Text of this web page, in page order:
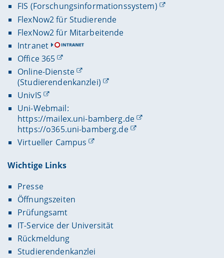
FIS (Forschungsinformationssystem)
FlexNow2 für Studierende
FlexNow2 für Mitarbeitende
Intranet
Office 365
Online-Dienste
(Studierendenkanzlei)
UnivIS
Uni-Webmail:
https://mailex.uni-bamberg.de
https://o365.uni-bamberg.de
Virtueller Campus
Wichtige Links
Presse
Öffnungszeiten
Prüfungsamt
IT-Service der Universität
Rückmeldung
Studierendenkanzlei